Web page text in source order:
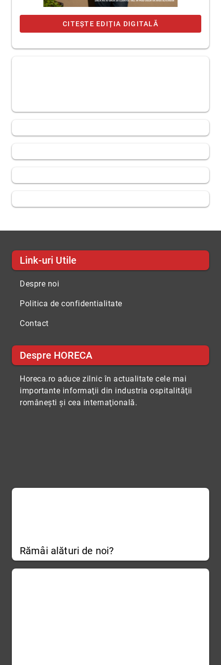
CITEȘTE EDIȚIA DIGITALĂ
Link-uri Utile
Despre noi
Politica de confidentialitate
Contact
Despre HORECA
Horeca.ro aduce zilnic în actualitate cele mai
importante informaţii din industria ospitalităţii
româneşti şi cea internaţională.
Rămâi alături de noi?